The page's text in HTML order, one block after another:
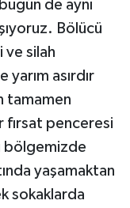
de aynı
Bölücü
ve silah
yarım asırdır
tamamen
fırsat penceresi
bölgemizde
yaşamaktan
sokaklarda